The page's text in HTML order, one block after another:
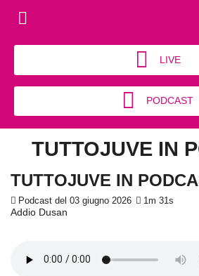
LIVE
PODCAST
TUTTOJUVE IN
TUTTOJUVE IN
Podcast del 03 giugno 2026 1m 31s
Addio Dusan